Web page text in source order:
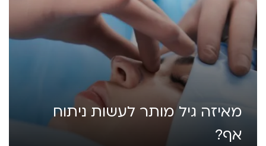
מאיזה גיל מותר לעשות ניתוח
אף?